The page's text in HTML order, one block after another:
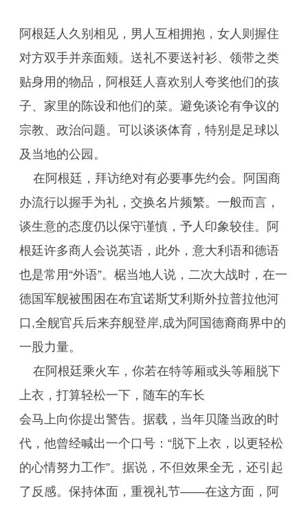
阿根廷人久别相见，男人互相拥抱，女人则握住
对方双手并亲面颊。送礼不要送衬衫、领带之类
贴身用的物品，阿根廷人喜欢别人夸奖他们的孩
子、家里的陈设和他们的菜。避免谈论有争议的
宗教、政治问题。可以谈谈体育，特别是足球以
及当地的公园。
在阿根廷，拜访绝对有必要事先约会。阿国商
办流行以握手为礼，交换名片频繁。一般而言，
谈生意的态度仍以保守谨慎，予人印象较佳。阿
根廷许多商人会说英语，此外，意大利语和德语
也是常用“外语”。椐当地人说，二次大战时，在一
德国军舰被围困在布宜诺斯艾利斯外拉普拉他河
口,全舰官兵后来弃舰登岸,成为阿国德裔商界中的
一股力量。
在阿根廷乘火车，你若在特等厢或头等厢脱下
上衣，打算轻松一下，随车的车长
会马上向你提出警告。据载，当年贝隆当政的时
代，他曾经喊出一个口号：“脱下上衣，以更轻松
的心情努力工作”。据说，不但效果全无，还引起
了反感。保持体面，重视礼节——在这方面，阿